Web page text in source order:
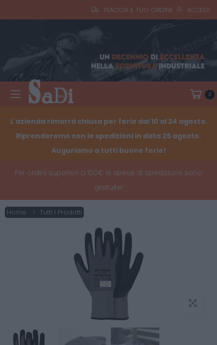
TRACCIA IL TUO ORDINE ACCEDI
Toggle mobile menu 0
L'azienda rimarrà chiusa per ferie dal 10 al 24 agosto.
Riprenderemo con le spedizioni in data 25 agosto.
Auguriamo a tutti buone ferie!
Per ordini superiori a 100€ le spese di spedizione sono
gratuite!
Home Tutti I Prodotti